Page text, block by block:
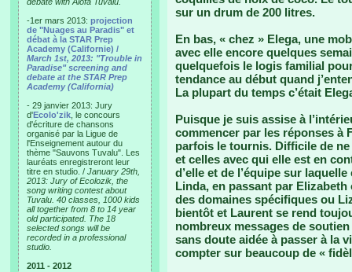
-1er mars 2013: projection
de "Nuages au Paradis" et
débat à la STAR Prep
Academy (Californie) /
March 1st, 2013: "Trouble in
Paradise" screening and
debate at the STAR Prep
Academy (California)
- 29 janvier 2013: Jury
d'Ecolo'zik , le concours
d'écriture de chansons
organisé par la Ligue de
l'Enseignement autour du
thème "Sauvons Tuvalu". Les
lauréats enregistreront leur
titre en studio. / January 29th,
2013: Jury of Ecolozik, the
song writing contest about
Tuvalu. 40 classes, 1000 kids
all together from 8 to 14 year
old participated. The 18
selected songs will be
recorded in a professional
studio.
2011 - 2012
sur un drum de 200 litres.
En bas, « chez » Elega, une
avec elle encore quelques
quelquefois le logis familial
tendance au début quand
La plupart du temps c’était
Puisque je suis assise à
commencer par les réponses à
parfois le tournis. Difficile de
et celles avec qui elle est en
d’elle et de l’équipe sur
Linda, en passant par
des domaines spécifiques ou
bientôt et Laurent se rend
nombreux messages de
sans doute aidée à passer à la
compter sur beaucoup de «